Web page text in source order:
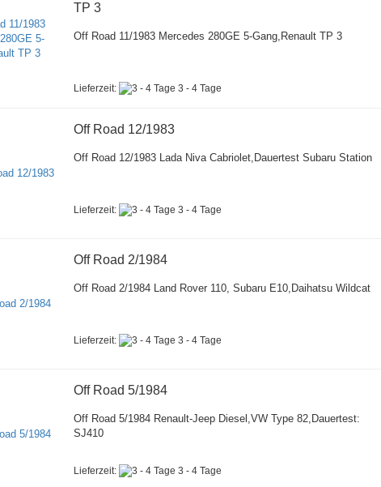
TP 3
Off Road 11/1983 Mercedes 280GE 5-Gang,Renault TP 3
Lieferzeit: 3 - 4 Tage
Off Road 12/1983
Off Road 12/1983 Lada Niva Cabriolet,Dauertest Subaru Station
Lieferzeit: 3 - 4 Tage
Off Road 2/1984
Off Road 2/1984 Land Rover 110, Subaru E10,Daihatsu Wildcat
Lieferzeit: 3 - 4 Tage
Off Road 5/1984
Off Road 5/1984 Renault-Jeep Diesel,VW Type 82,Dauertest:
SJ410
Lieferzeit: 3 - 4 Tage